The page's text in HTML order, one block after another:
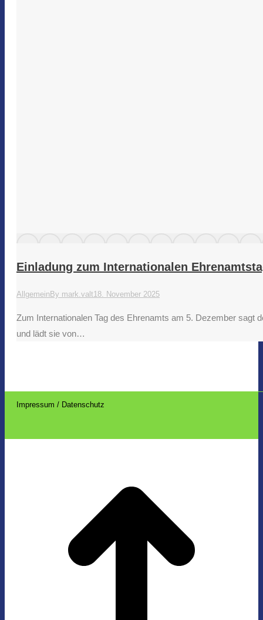
Einladung zum Internationalen
AllgemeinBy mark.valt18. November 2025
Zum Internationalen Tag des Ehrenamts am 5. Dezember sagt
und lädt sie von…
Impressum / Datenschutz